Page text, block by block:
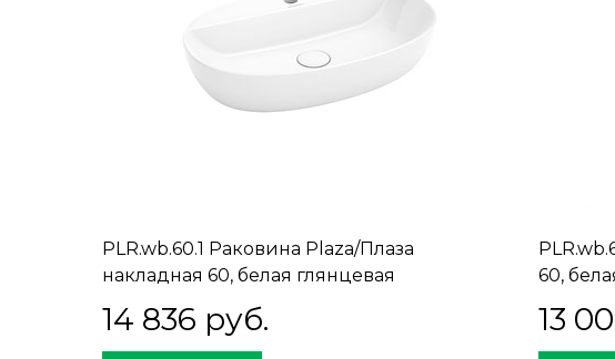
PLR.wb.60.1 Раковина Plaza/Плаза
накладная 60, белая глянцевая
14 836 руб.
60,
13